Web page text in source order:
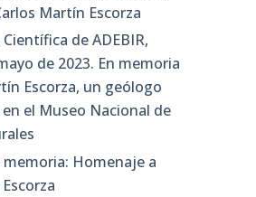
Martín Escorza
de ADEBIR,
de 2023. En memoria
Escorza, un geólogo
el Museo Nacional de
memoria: Homenaje a